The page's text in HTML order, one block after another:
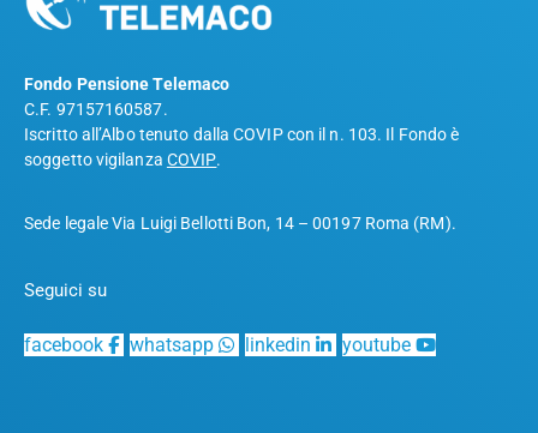
Fondo Pensione Telemaco
C.F. 97157160587.
Iscritto all’Albo tenuto dalla COVIP con il n. 103. Il Fondo è
soggetto vigilanza COVIP.
Sede legale Via Luigi Bellotti Bon, 14 – 00197 Roma (RM).
Seguici su
facebook whatsapp linkedin youtube